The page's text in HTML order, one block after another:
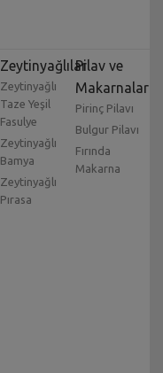
Zeytinyağlılar
Zeytinyağlı
Taze Yeşil
Fasulye
Zeytinyağlı
Bamya
Zeytinyağlı
Pırasa
Pilav ve
Makarnalar
Pirinç Pilavı
Bulgur Pilavı
Fırında
Makarna